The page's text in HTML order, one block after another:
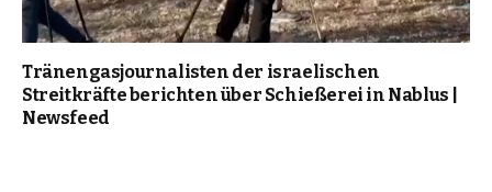
Tränengasjournalisten der israelischen
Streitkräfte berichten über Schießerei in Nablus |
Newsfeed